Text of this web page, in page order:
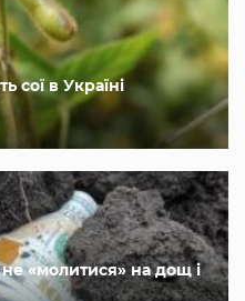
сої в Україні
«молитися» на дощ і